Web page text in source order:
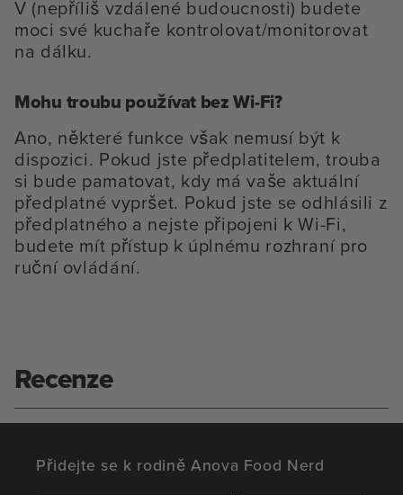
V (nepříliš vzdálené budoucnosti) budete
moci své kuchaře kontrolovat/monitorovat
na dálku.
Mohu troubu používat bez Wi-Fi?
Ano, některé funkce však nemusí být k
dispozici. Pokud jste předplatitelem, trouba
si bude pamatovat, kdy má vaše aktuální
předplatné vypršet. Pokud jste se odhlásili z
předplatného a nejste připojeni k Wi-Fi,
budete mít přístup k úplnému rozhraní pro
ruční ovládání.
Recenze
Přidejte se k rodině Anova Food Nerd